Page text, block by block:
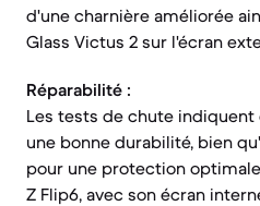
d'une charnière améliorée
Glass Victus 2 sur l'écran
Réparabilité :
Les tests de chute indiquent
une bonne durabilité, bien
pour une protection
Z Flip6, avec son écran